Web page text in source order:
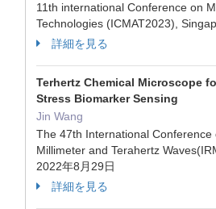
11th international Conference on
Technologies (ICMAT2023),
詳細を見る
Terhertz Chemical Microscope
Stress Biomarker Sensing
Jin Wang
The 47th International Conference
Millimeter and Terahertz
2022年8月29日
詳細を見る